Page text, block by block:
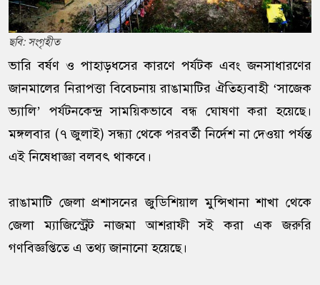
ছবি: সংগৃহীত
ভারি বর্ষণ ও পাহাড়ধসের কারণে পর্যটক এবং জনসাধারণের
জানমালের নিরাপত্তা বিবেচনায় রাঙামাটির ঐতিহ্যবাহী ‘সাজেক
ভ্যালি’ পর্যটনকেন্দ্র সাময়িকভাবে বন্ধ ঘোষণা করা হয়েছে।
মঙ্গলবার (৭ জুলাই) সন্ধ্যা থেকে পরবর্তী নির্দেশ না দেওয়া পর্যন্ত
এই নিষেধাজ্ঞা বলবৎ থাকবে।
রাঙামাটি জেলা প্রশাসনের জুডিশিয়াল মুন্সিখানা শাখা থেকে
জেলা ম্যাজিস্ট্রেট নাজমা আশরাফী সই করা এক জরুরি
গণবিজ্ঞপ্তিতে এ তথ্য জানানো হয়েছে।